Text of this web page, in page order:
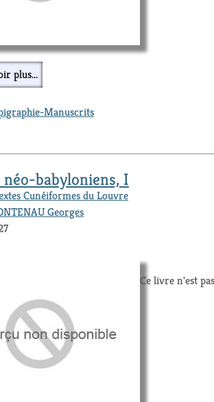
plus...
Manuscrits
babyloniens, I
Cunéiformes du Louvre
Georges
Ce livre n'est